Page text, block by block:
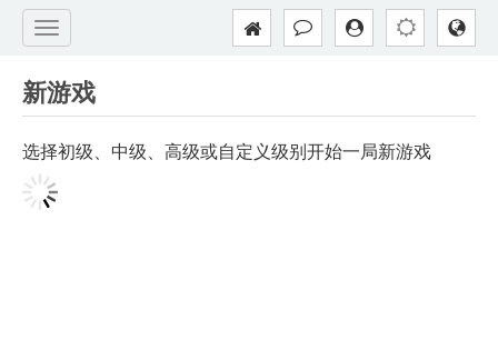
新游戏
选择初级、中级、高级或自定义级别开始一局新游戏